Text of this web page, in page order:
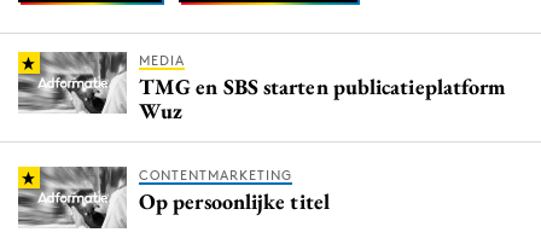
MEDIA
TMG en SBS starten publicatieplatform
Wuz
CONTENTMARKETING
Op persoonlijke titel